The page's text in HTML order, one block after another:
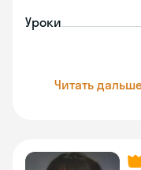
Уроки
Читать